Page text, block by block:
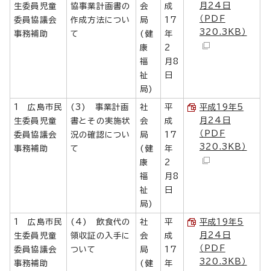
生委員児童
委員協議会
事務補助
協事業計画書の
作成方法につい
て
会
局
(健
康
福
祉
局)
成
17
年
2
月8
日
月24日
（PDF
320.3KB）
1 広島市民
生委員児童
委員協議会
事務補助
(3) 事業計画
書とその実施状
況の確認につい
て
社
会
局
(健
康
福
祉
局)
平
成
17
年
2
月8
日
平成19年5
月24日
（PDF
320.3KB）
1 広島市民
生委員児童
委員協議会
事務補助
(4) 飲食代の
領収証の入手に
ついて
社
会
局
(健
平
成
17
年
平成19年5
月24日
（PDF
320.3KB）